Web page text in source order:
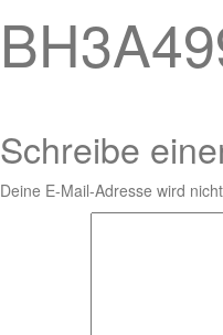
Schreibe
Deine E-Mail-Adresse wird